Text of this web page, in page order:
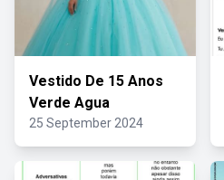
Vestido De 15 Anos
Verde Agua
25 September 2024